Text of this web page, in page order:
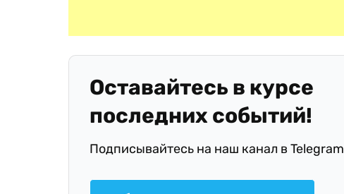
Оставайтесь в курсе
последних событий!
Подписывайтесь на наш канал в Telegram